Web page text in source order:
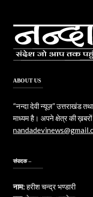
ABOUT US
“नन्दा देवी न्यूज़” उत्तराखंड
माध्यम है। अपने क्षेत्र की
संपादक –
नाम:हरीश चन्द्र भण्डारी